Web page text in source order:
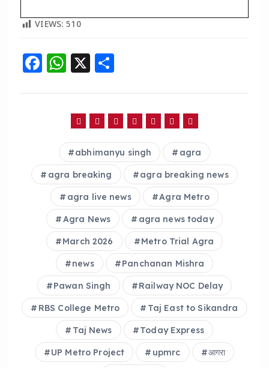
VIEWS: 510
F
c
o
o
k
W
a
ts
A
p
p
X
a
re
abhimanyu singh agra
agra breaking agra breaking news
agra live news Agra Metro
Agra News agra news today
March 2026 Metro Trial Agra
news Panchanan Mishra
Pawan Singh Railway NOC Delay
RBS College Metro Taj East to Sikandra
Taj News Today Express
UP Metro Project upmrc आगरा